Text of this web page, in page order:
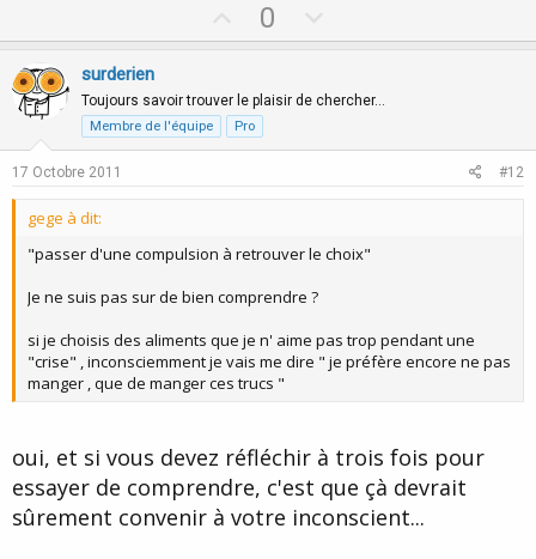
p
o
t
e
0
o
n
o
surderien
Toujours savoir trouver le plaisir de chercher…
Membre de l'équipe Pro
17 Octobre 2011 #12
gege à dit:
"passer d'une compulsion à retrouver le choix"
Je ne suis pas sur de bien comprendre ?
si je choisis des aliments que je n' aime pas trop pendant une
"crise" , inconsciemment je vais me dire " je préfère encore ne pas
manger , que de manger ces trucs "
oui, et si vous devez réfléchir à trois fois pour
essayer de comprendre, c'est que çà devrait
sûrement convenir à votre inconscient...